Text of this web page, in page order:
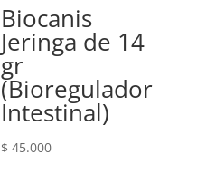
Biocanis
Jeringa de 14
gr
(Bioregulador
Intestinal)
$ 45.000